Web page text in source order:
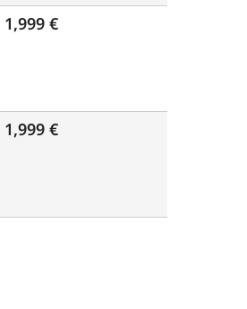
1,999 €
1,999 €